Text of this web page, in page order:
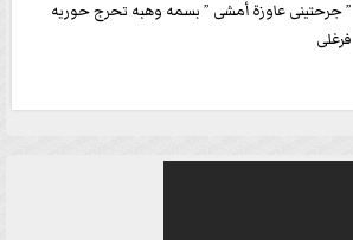
” جرحتينى عاوزة أمشى ” بسمه وهبه تحرج حوريه
فرغلى